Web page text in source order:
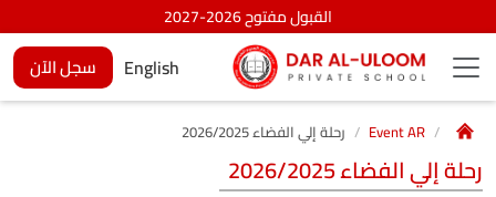
القبول مفتوح 2026-2027
English سجل الآن
Event AR رحلة إلي الفضاء 2026/2025
رحلة إلي الفضاء 2026/2025